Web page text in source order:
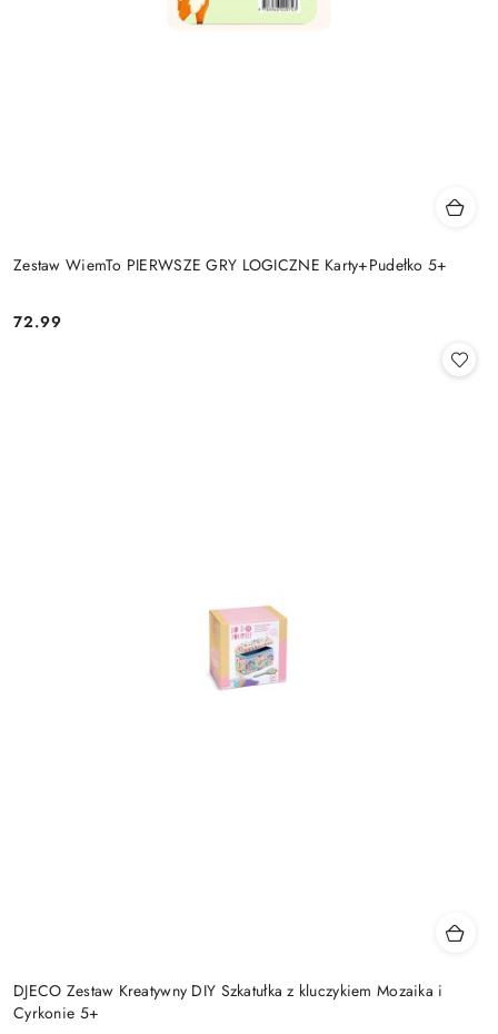
Zestaw WiemTo PIERWSZE GRY LOGICZNE Karty+Pudełko 5+
Cena:
72.99
DJECO Zestaw Kreatywny DIY Szkatułka z kluczykiem Mozaika i
Cyrkonie 5+